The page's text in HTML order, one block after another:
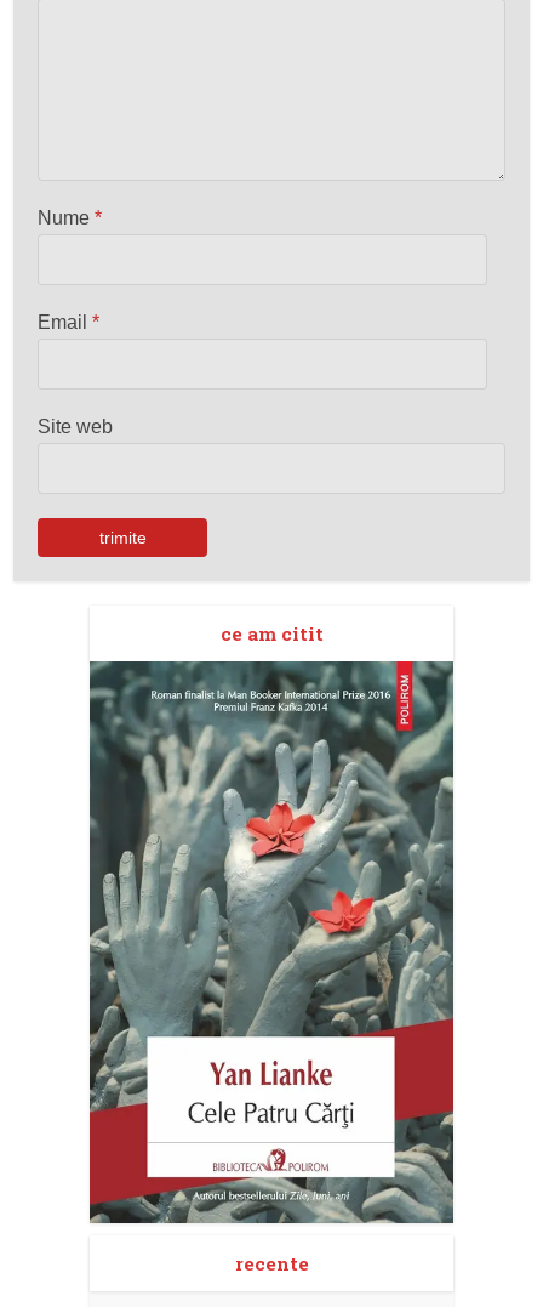
Nume*
Email*
Site web
ce am citit
recente